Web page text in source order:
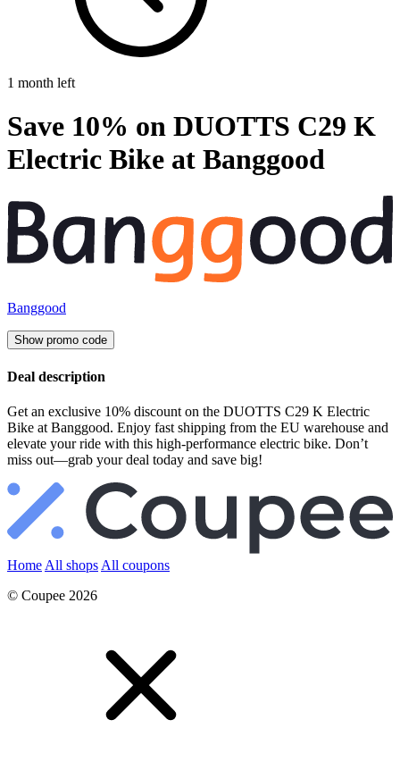
1 month left
Save 10% on DUOTTS C29 K
Electric Bike at Banggood
Banggood
Show promo code
Deal description
Get an exclusive 10% discount on the DUOTTS C29 K Electric
Bike at Banggood. Enjoy fast shipping from the EU warehouse and
elevate your ride with this high-performance electric bike. Don’t
miss out—grab your deal today and save big!
Home All shops All coupons
© Coupee 2026